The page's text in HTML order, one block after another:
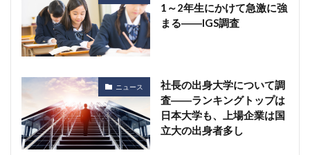
1～2年生にかけて急激に強
まる――IGS調査
ニュース
社長の出身大学について調
査――ランキングトップは
日本大学も、上場企業は国
立大の出身者多し